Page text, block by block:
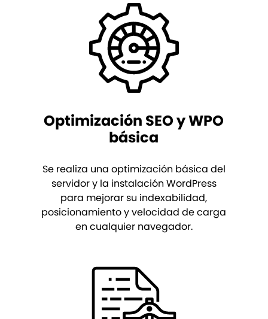
Optimización SEO y WPO
básica
Se realiza una optimización básica del
servidor y la instalación WordPress
para mejorar su indexabilidad,
posicionamiento y velocidad de carga
en cualquier navegador.